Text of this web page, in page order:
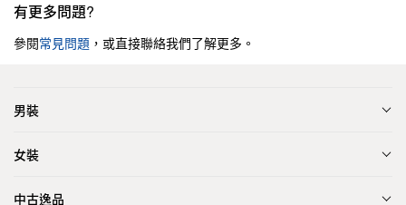
有更多問題?
參閱常見問題 ，或直接聯絡我們了解更多。
男裝
女裝
中古逸品